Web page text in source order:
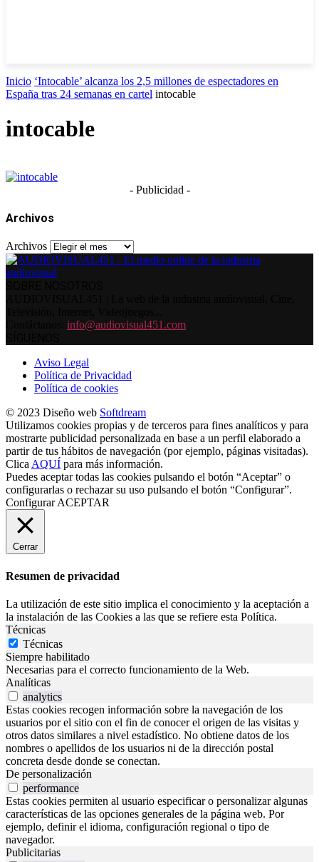
Inicio ‘Intocable’ alcanza los 2,5 millones de espectadores en
España tras 24 semanas en cartel intocable
intocable
- Publicidad -
Archivos
Archivos
info@audiovisual451.com
Aviso Legal
Política de Privacidad
Política de cookies
© 2023 Diseño web Softdream
Utilizamos cookies propias y de terceros para fines analíticos y para
mostrarte publicidad personalizada en base a un perfil elaborado a
partir de tus hábitos de navegación (por ejemplo, páginas visitadas).
ClicaAQUÍ para más información.
Puedes aceptar todas las cookies pulsando el botón “Aceptar” o
configurarlas o rechazar su uso pulsando el botón “Configurar”.
ConfigurarACEPTAR
Cerrar
Resumen de privacidad
La utilización de este sitio implica el conocimiento y la aceptación a
la instalación de las Cookies a las que se refiere esta Política.
Técnicas
Técnicas
Siempre habilitado
Necesarias para el correcto funcionamiento de la Web.
Analíticas
analytics
Estas cookies recogen información sobre la navegación de los
usuarios por el sitio con el fin de conocer el origen de las visitas y
otros datos similares a nivel estadístico. No obtiene datos de los
nombres o apellidos de los usuarios ni de la dirección postal
concreta desde donde se conectan.
De personalización
performance
Estas cookies permiten al usuario especificar o personalizar algunas
características de las opciones generales de la página web. Por
ejemplo, definir el idioma, configuración regional o tipo de
navegador.
Publicitarias